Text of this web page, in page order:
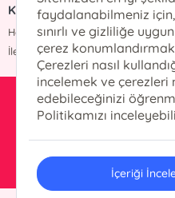
KURUMSAL
Hakkımızda
İletişim
faydalanabilmeniz
sınırlı ve gizliliğe
çerez
Çerezleri nasıl
incelemek ve çerezleri
edebileceğinizi
Politikamızı
İçeriği